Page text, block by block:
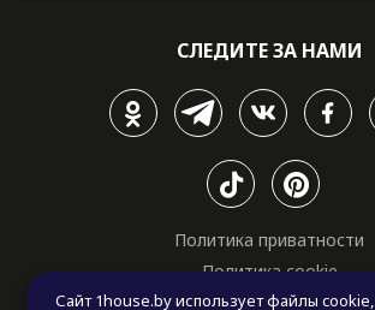
СЛЕДИТЕ ЗА НАМИ
Политика приватности
Политика cookie
Сайт 1house.by использует файлы cookie,